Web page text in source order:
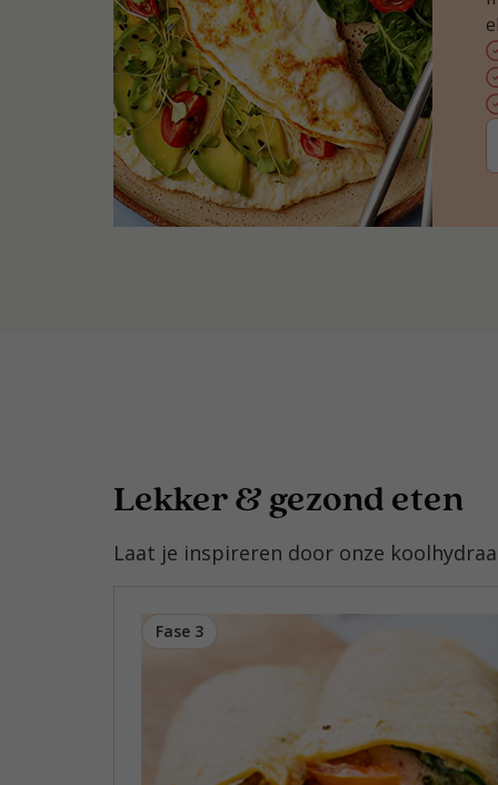
Lekker & gezond eten
Laat je inspireren door onze
Fase 3